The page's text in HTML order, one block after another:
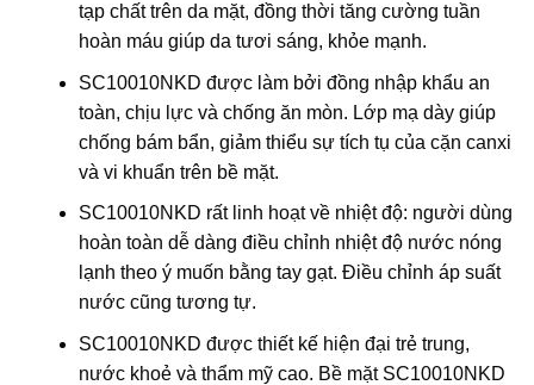
tạp chất trên da mặt, đồng thời tăng cường tuần
hoàn máu giúp da tươi sáng, khỏe mạnh.
SC10010NKD được làm bởi đồng nhập khẩu an
toàn, chịu lực và chống ăn mòn. Lớp mạ dày giúp
chống bám bẩn, giảm thiểu sự tích tụ của cặn canxi
và vi khuẩn trên bề mặt.
SC10010NKD rất linh hoạt về nhiệt độ: người dùng
hoàn toàn dễ dàng điều chỉnh nhiệt độ nước nóng
lạnh theo ý muốn bằng tay gạt. Điều chỉnh áp suất
nước cũng tương tự.
SC10010NKD được thiết kế hiện đại trẻ trung,
nước khoẻ và thẩm mỹ cao. Bề mặt SC10010NKD